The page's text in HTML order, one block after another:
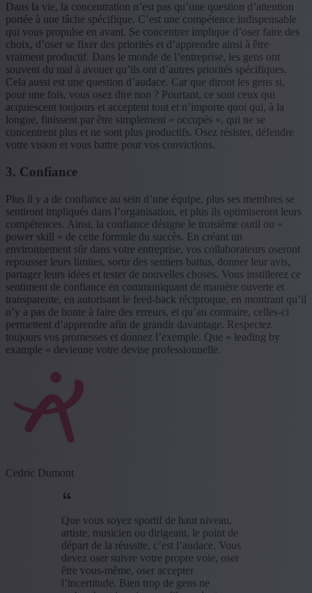
Dans la vie, la concentration n’est pas qu’une question d’attention
portée à une tâche spécifique. C’est une compétence indispensable
qui vous propulse en avant. Se concentrer implique d’oser faire des
choix, d’oser se fixer des priorités et d’apprendre ainsi à être
vraiment productif. Dans le monde de l’entreprise, les gens ont
souvent du mal à avouer qu’ils ont d’autres priorités spécifiques.
Cela aussi est une question d’audace. Car que diront les gens si,
pour une fois, vous osez dire non ? Pourtant, ce sont ceux qui
acquiescent toujours et acceptent tout et n’importe quoi qui, à la
longue, finissent par être simplement « occupés », qui ne se
concentrent plus et ne sont plus productifs. Osez résister, défendre
votre vision et vous battre pour vos convictions.
3. Confiance
Plus il y a de confiance au sein d’une équipe, plus ses membres se
sentiront impliqués dans l’organisation, et plus ils optimiseront leurs
compétences. Ainsi, la confiance désigne le troisième outil ou «
power skill » de cette formule du succès. En créant un
environnement sûr dans votre entreprise, vos collaborateurs oseront
repousser leurs limites, sortir des sentiers battus, donner leur avis,
partager leurs idées et tester de nouvelles choses. Vous instillerez ce
sentiment de confiance en communiquant de manière ouverte et
transparente, en autorisant le feed-back réciproque, en montrant qu’il
n’y a pas de honte à faire des erreurs, et qu’au contraire, celles-ci
permettent d’apprendre afin de grandir davantage. Respectez
toujours vos promesses et donnez l’exemple. Que « leading by
example » devienne votre devise professionnelle.
Cedric Dumont
Que vous soyez sportif de haut niveau,
artiste, musicien ou dirigeant, le point de
départ de la réussite, c’est l’audace. Vous
devez oser suivre votre propre voie, oser
être vous-même, oser accepter
l’incertitude. Bien trop de gens ne